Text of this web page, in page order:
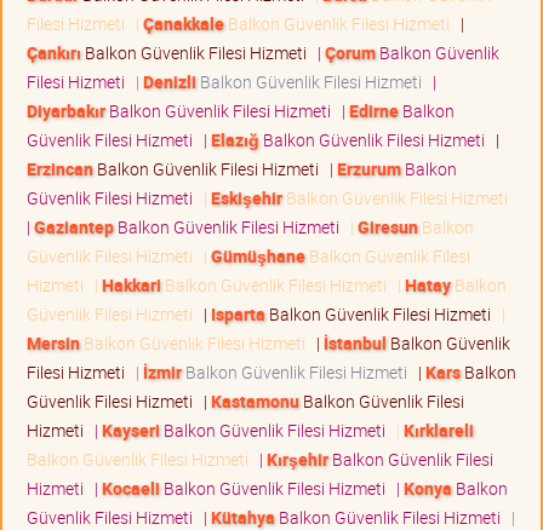
Filesi Hizmeti | ÇanakkaleBalkon Güvenlik Filesi Hizmeti |
Çankırı Balkon Güvenlik Filesi Hizmeti | ÇorumBalkon Güvenlik
Filesi Hizmeti | Denizli Balkon Güvenlik Filesi Hizmeti |
DiyarbakırBalkon Güvenlik Filesi Hizmeti | EdirneBalkon
Güvenlik Filesi Hizmeti | Elazığ Balkon Güvenlik Filesi Hizmeti |
ErzincanBalkon Güvenlik Filesi Hizmeti | ErzurumBalkon
Güvenlik Filesi Hizmeti | EskişehirBalkon Güvenlik Filesi Hizmeti
| GaziantepBalkon Güvenlik Filesi Hizmeti | GiresunBalkon
Güvenlik Filesi Hizmeti | GümüşhaneBalkon Güvenlik Filesi
Hizmeti | Hakkari Balkon Güvenlik Filesi Hizmeti | HatayBalkon
Güvenlik Filesi Hizmeti | Isparta Balkon Güvenlik Filesi Hizmeti |
MersinBalkon Güvenlik Filesi Hizmeti | İstanbul Balkon Güvenlik
Filesi Hizmeti | İzmirBalkon Güvenlik Filesi Hizmeti | KarsBalkon
Güvenlik Filesi Hizmeti | KastamonuBalkon Güvenlik Filesi
Hizmeti | Kayseri Balkon Güvenlik Filesi Hizmeti | Kırklareli
Balkon Güvenlik Filesi Hizmeti | KırşehirBalkon Güvenlik Filesi
Hizmeti | Kocaeli Balkon Güvenlik Filesi Hizmeti | Konya Balkon
Güvenlik Filesi Hizmeti | Kütahya Balkon Güvenlik Filesi Hizmeti |